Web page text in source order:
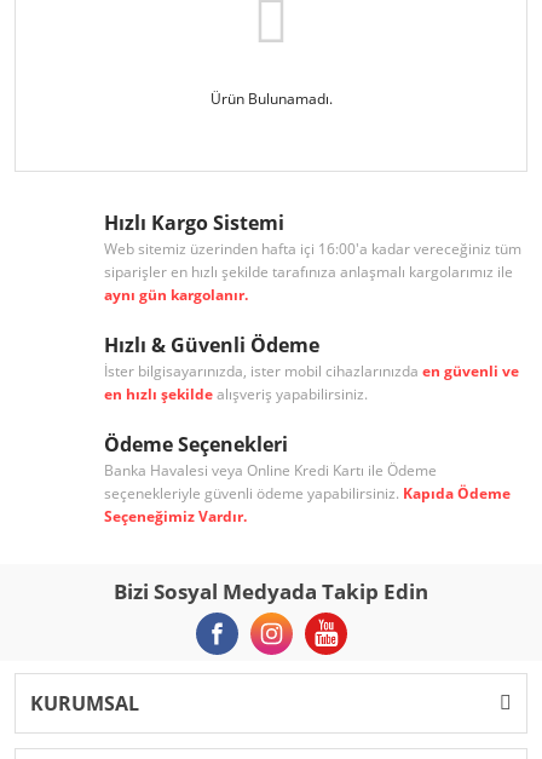
Ürün Bulunamadı.
Hızlı Kargo Sistemi
Web sitemiz üzerinden hafta içi 16:00'a kadar vereceğiniz tüm
siparişler en hızlı şekilde tarafınıza anlaşmalı kargolarımız ile
aynı gün kargolanır.
Hızlı & Güvenli Ödeme
İster bilgisayarınızda, ister mobil cihazlarınızda en güvenli ve
en hızlı şekildealışveriş yapabilirsiniz.
Ödeme Seçenekleri
Banka Havalesi veya Online Kredi Kartı ile Ödeme
seçenekleriyle güvenli ödeme yapabilirsiniz. Kapıda Ödeme
Seçeneğimiz Vardır.
Bizi Sosyal Medyada Takip Edin
KURUMSAL